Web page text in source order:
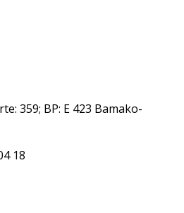
359; BP: E 423 Bamako-
18